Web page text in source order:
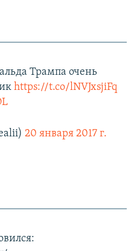
Трампа очень
https://t.co/lNVJxsjiFq
20 января 2017 г.